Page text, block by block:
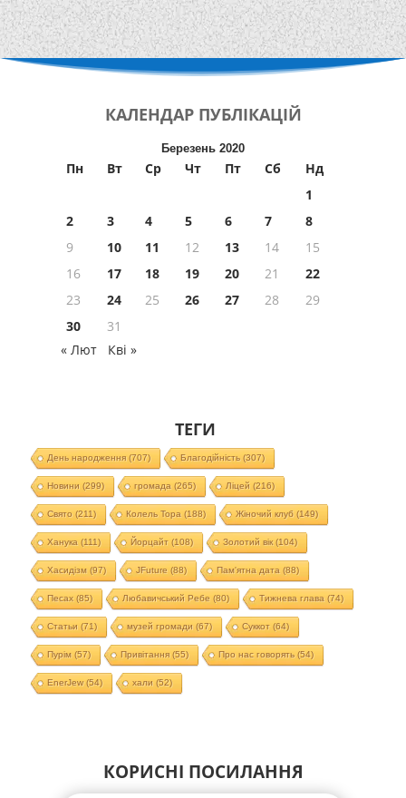
КАЛЕНДАР ПУБЛІКАЦІЙ
Березень 2020
Пн Вт Ср Чт Пт Сб
Нд
1
2
3 4 5 6 7
8
9
10 11 12 13 14
15
16
17 18 19 20 21
22
23
24 25 26 27 28
29
30
31
« Лют
Кві »
ТЕГИ
День народження(707) Благодійність (307)
Новини (299) громада (265) Ліцей (216)
Свято (211) Колель Тора (188) Жіночий клуб (149)
Ханука (111) Йорцайт (108) Золотий вік(104)
Хасидізм (97) JFuture (88) Пам'ятна дата (88)
Песах(85) Любавичський Ребе (80) Тижнева глава (74)
Статьи (71) музей громади (67) Суккот (64)
Пурім (57) Привітання(55) Про нас говорять (54)
EnerJew(54) хали (52)
КОРИСНІ ПОСИЛАННЯ